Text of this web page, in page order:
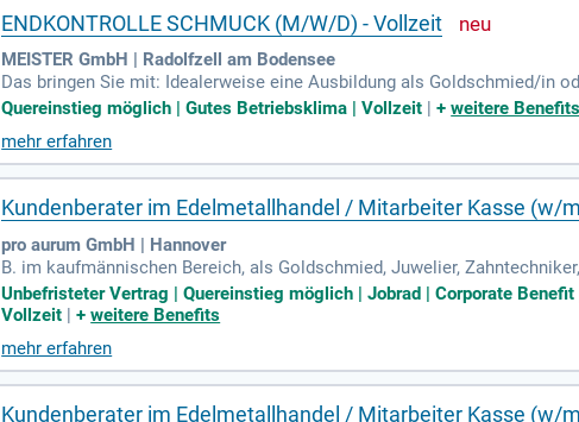
ENDKONTROLLE SCHMUCK (M/W/D) - Vollzeit
MEISTER GmbH | Radolfzell am Bodensee
Das bringen Sie mit: Idealerweise eine Ausbildung als Goldschmied/in
(Quereinsteiger); Ein extrem geschultes Auge für kleinste Unebenheiten
Quereinstieg möglich | Gutes Betriebsklima | Vollzeit |+weitere Benefits
mehr erfahren
Kundenberater im Edelmetallhandel / Mitarbeiter Kasse (w/
pro aurum GmbH | Hannover
B. im kaufmännischen Bereich, als Goldschmied, Juwelier,
Bankenwesen) alternativ sind Sie Quereinsteiger mit der Motivation für
Unbefristeter Vertrag | Quereinstieg möglich | Jobrad | Corporate
Vollzeit |+weitere Benefits
mehr erfahren
Kundenberater im Edelmetallhandel / Mitarbeiter Kasse (w/